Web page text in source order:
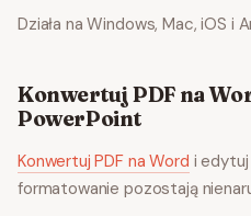
Działa na Windows, Mac, iOS i
Konwertuj PDF na
PowerPoint
Konwertuj PDF na Word i
formatowanie pozostają